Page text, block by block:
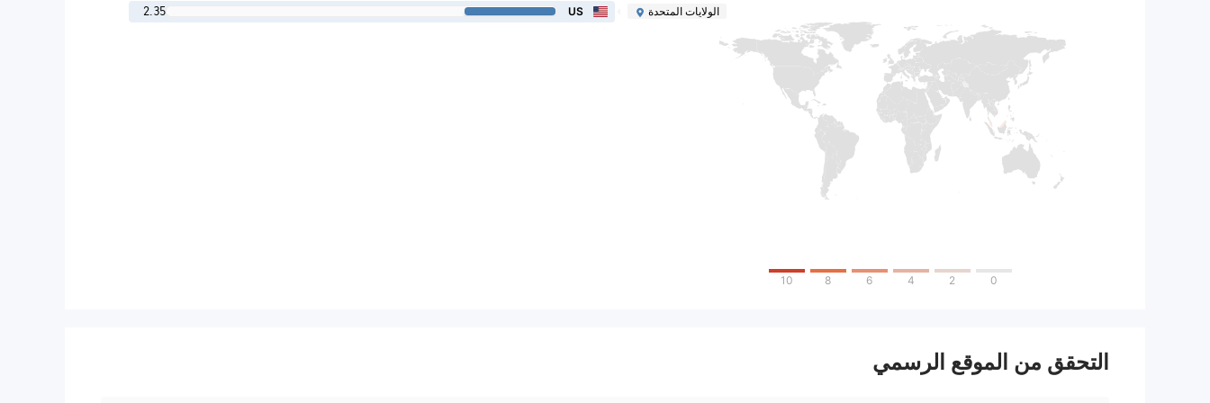
0
2
4
6
8
10
الولايات المتحدة US
2.35
التحقق من الموقع الرسمي